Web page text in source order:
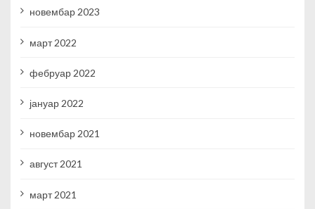
новембар 2023
март 2022
фебруар 2022
јануар 2022
новембар 2021
август 2021
март 2021